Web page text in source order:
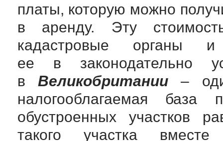
платы, которую можно
в аренду. Эту
кадастровые органы и
ее в законодательно
в Великобритании–
налогооблагаемая
обустроенных участков
такого участка